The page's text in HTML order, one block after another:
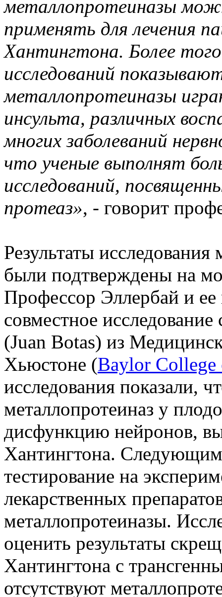
металлопротеиназы
применять для лечения
Хантингтона. Более
исследований
металлопротеиназы
инсульта, различных
многих заболеваний
что ученые выполнят
исследований,
протеаз», - говорит
Результаты
были подтверждены на
Профессор Эллербай и ее
совместное
(Juan Botas) из
Хьюстоне (Baylor
исследования показали,
металлопротеиназ у
дисфункцию нейронов,
Хантингтона.
тестирование на
лекарственных
металлопротеиназы.
оценить результаты
Хантингтона с
отсутствуют